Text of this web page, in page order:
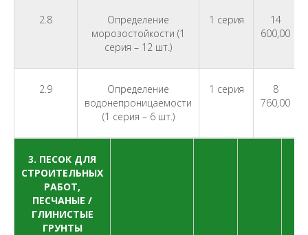
2.8
Определение
морозостойкости (1
серия – 12 шт.)
1 серия
14
600,00
2.9
Определение
водонепроницаемости
(1 серия – 6 шт.)
1 серия
8
760,00
3. ПЕСОК ДЛЯ
СТРОИТЕЛЬНЫХ
РАБОТ,
ПЕСЧАНЫЕ /
ГЛИНИСТЫЕ
ГРУНТЫ